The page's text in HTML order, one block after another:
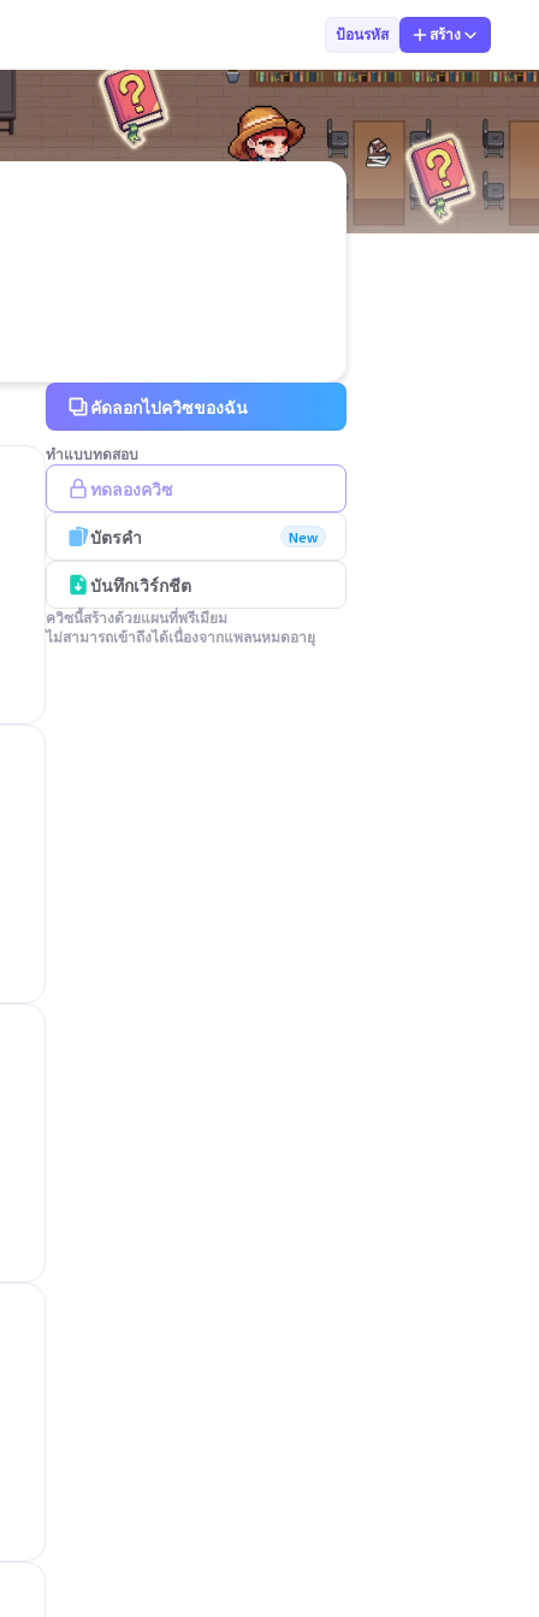
ป้อนรหัส สร้าง
คัดลอกไปควิซของฉัน
ทำแบบทดสอบ
ทดลองควิซ
บัตรคำ New
บันทึกเวิร์กชีต
ควิซนี้สร้างด้วยแผนที่พรีเมียม
ไม่สามารถเข้าถึงได้เนื่องจากแพลนหมดอายุ